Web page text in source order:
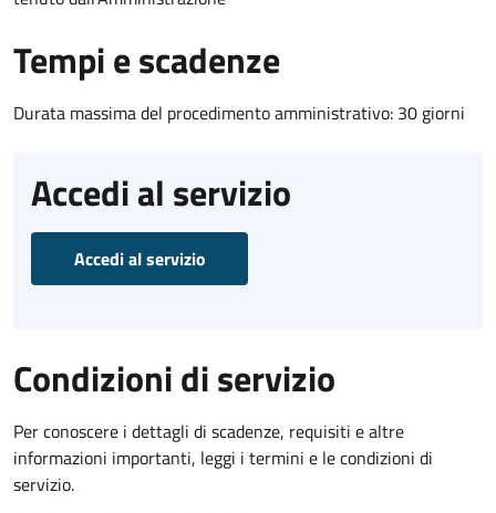
Tempi e scadenze
Durata massima del procedimento amministrativo: 30 giorni
Accedi al servizio
Accedi al servizio
Condizioni di servizio
Per conoscere i dettagli di scadenze, requisiti e altre
informazioni importanti, leggi i termini e le condizioni di
servizio.